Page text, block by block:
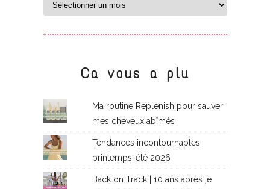
Ca vous a plu
Ma routine Replenish pour sauver
mes cheveux abîmés
Tendances incontournables
printemps-été 2026
Back on Track | 10 ans après je